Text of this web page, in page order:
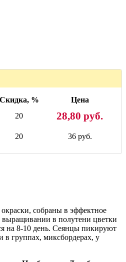
Скидка, %
Цена
20 28,80 руб.
20 36 руб.
собраны в эффектное
выращивании в полутени цветки
на 8-10 день. Сеянцы пикируют
в группах, миксбордерах, у